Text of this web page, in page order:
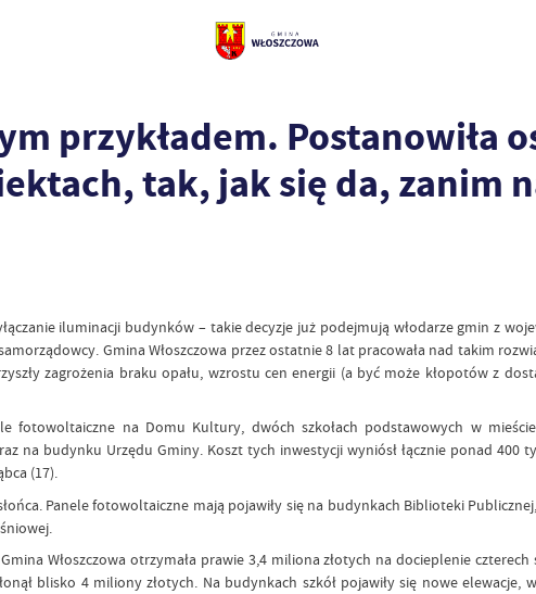
przykładem. Postanowiła
tak, jak się da, zanim
iluminacji budynków – takie decyzje już podejmują włodarze gmin z
Gmina Włoszczowa przez ostatnie 8 lat pracowała nad takim
zagrożenia braku opału, wzrostu cen energii (a być może kłopotów z
fotowoltaiczne na Domu Kultury, dwóch szkołach podstawowych w
na budynku Urzędu Gminy. Koszt tych inwestycji wyniósł łącznie ponad 400
(17).
Panele fotowoltaiczne mają pojawiły się na budynkach Biblioteki
Włoszczowa otrzymała prawie 3,4 miliona złotych na docieplenie czterech
blisko 4 miliony złotych. Na budynkach szkół pojawiły się nowe